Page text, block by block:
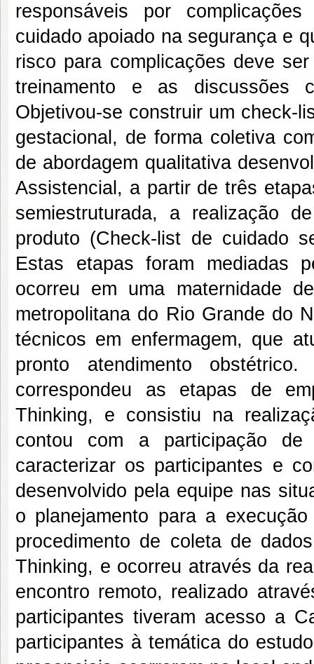
responsáveis por
cuidado apoiado na segurança e
risco para complicações deve
treinamento e as discussões
Objetivou-se construir um check-
gestacional, de forma coletiva
de abordagem qualitativa
Assistencial, a partir de três
semiestruturada, a realização
produto (Check-list de cuidado
Estas etapas foram mediadas
ocorreu em uma maternidade
metropolitana do Rio Grande do
técnicos em enfermagem, que
pronto atendimento
correspondeu as etapas de
Thinking, e consistiu na
contou com a participação
caracterizar os participantes e
desenvolvido pela equipe nas
o planejamento para a
procedimento de coleta de
Thinking, e ocorreu através da
encontro remoto, realizado
participantes tiveram acesso a
participantes à temática do